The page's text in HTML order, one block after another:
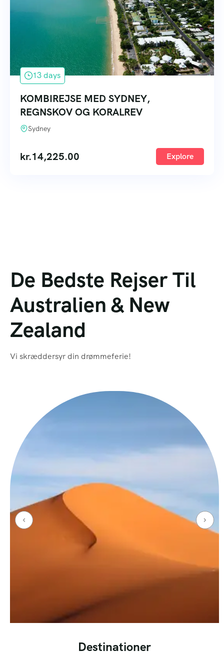
13 days
KOMBIREJSE MED SYDNEY,
REGNSKOV OG KORALREV
Sydney
kr.14,225.00 Explore
De Bedste Rejser Til
Australien & New
Zealand
Vi skræddersyr din drømmeferie!
Destinationer